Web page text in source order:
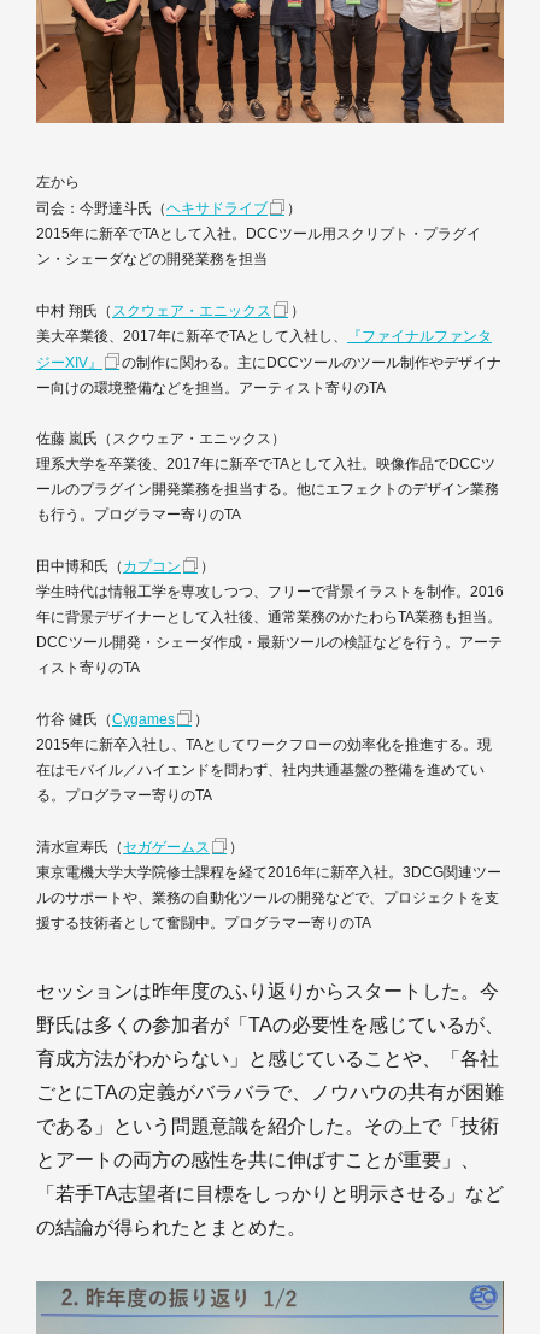
左から
司会：今野達斗氏（ヘキサドライブ
）
2015年に新卒でTAとして入社。DCCツール用スクリプト・プラグイ
ン・シェーダなどの開発業務を担当
中村 翔氏（ スクウェア・エニックス
）
美大卒業後、2017年に新卒でTAとして入社し、
『ファイナルファンタ
ジーXIV』
の制作に関わる。主にDCCツールのツール制作やデザイナ
ー向けの環境整備などを担当。アーティスト寄りのTA
佐藤 嵐氏（スクウェア・エニックス）
理系大学を卒業後、2017年に新卒でTAとして入社。映像作品でDCCツ
ールのプラグイン開発業務を担当する。他にエフェクトのデザイン業務
も行う。プログラマー寄りのTA
田中博和氏（ カプコン
）
学生時代は情報工学を専攻しつつ、フリーで背景イラストを制作。2016
年に背景デザイナーとして入社後、通常業務のかたわらTA業務も担当。
DCCツール開発・シェーダ作成・最新ツールの検証などを行う。アーテ
ィスト寄りのTA
竹谷 健氏（Cygames
）
2015年に新卒入社し、TAとしてワークフローの効率化を推進する。現
在はモバイル／ハイエンドを問わず、社内共通基盤の整備を進めてい
る。プログラマー寄りのTA
清水宣寿氏（セガゲームス
）
東京電機大学大学院修士課程を経て2016年に新卒入社。3DCG関連ツー
ルのサポートや、業務の自動化ツールの開発などで、プロジェクトを支
援する技術者として奮闘中。プログラマー寄りのTA
セッションは昨年度のふり返りからスタートした。今
野氏は多くの参加者が「TAの必要性を感じているが、
育成方法がわからない」と感じていることや、「各社
ごとにTAの定義がバラバラで、ノウハウの共有が困難
である」という問題意識を紹介した。その上で「技術
とアートの両方の感性を共に伸ばすことが重要」、
「若手TA志望者に目標をしっかりと明示させる」など
の結論が得られたとまとめた。